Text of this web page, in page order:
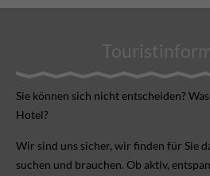
Sie können sich nicht ent­scheiden?
Hotel?
Wir sind uns sicher, wir finden für Sie
suchen und brauchen. Ob aktiv,